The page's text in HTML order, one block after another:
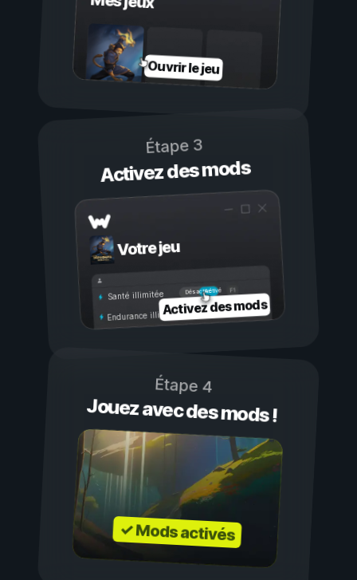
Ouvrir le jeu
Étape 3
Activez des mods
Votre jeu
Activé
Désactivé
Santé illimitée
Endurance illimitéeActivez des mods
Étape 4
Jouez avec des mods !
✓ Mods activés